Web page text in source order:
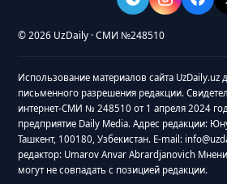
© 2026 UzDaily · СМИ №248510
Использование материалов сайта UzDaily.uz
письменного разрешения редакции.
интернет-СМИ № 248510 от 1 апреля 2024
предприятие Daily Media. Адрес редакции:
Ташкент, 100180, Узбекистан. E-mail:
редактор: Umarov Anvar Abrardjanovich
могут не совпадать с позицией редакции.